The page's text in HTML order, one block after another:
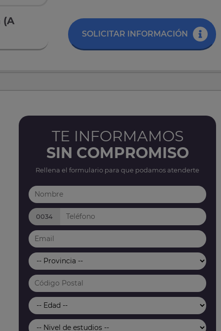
(A
SOLICITAR INFORMACIÓN
TE INFORMAMOS
SIN COMPROMISO
Rellena el formulario para que podamos atenderte
0034